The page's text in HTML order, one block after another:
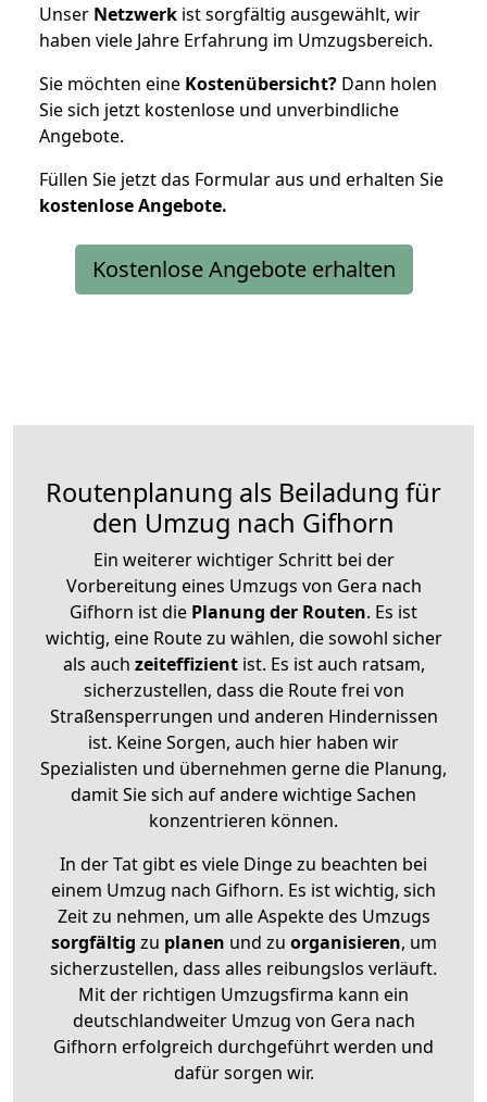
Unser Netzwerk ist sorgfältig ausgewählt, wir
haben viele Jahre Erfahrung im Umzugsbereich.
Sie möchten eine Kostenübersicht? Dann holen
Sie sich jetzt kostenlose und unverbindliche
Angebote.
Füllen Sie jetzt das Formular aus und erhalten Sie
kostenloseAngebote.
Kostenlose Angebote erhalten
Routenplanung als Beiladung für
den Umzug nach Gifhorn
Ein weiterer wichtiger Schritt bei der
Vorbereitung eines Umzugs von Gera nach
Gifhorn ist die Planung der Routen. Es ist
wichtig, eine Route zu wählen, die sowohl sicher
als auch zeiteffizientist. Es ist auch ratsam,
sicherzustellen, dass die Route frei von
Straßensperrungen und anderen Hindernissen
ist. Keine Sorgen, auch hier haben wir
Spezialisten und übernehmen gerne die Planung,
damit Sie sich auf andere wichtige Sachen
konzentrieren können.
In der Tat gibt es viele Dinge zu beachten bei
einem Umzug nach Gifhorn. Es ist wichtig, sich
Zeit zu nehmen, um alle Aspekte des Umzugs
sorgfältig zu planen und zu organisieren, um
sicherzustellen, dass alles reibungslos verläuft.
Mit der richtigen Umzugsfirma kann ein
deutschlandweiter Umzug von Gera nach
Gifhorn erfolgreich durchgeführt werden und
dafür sorgen wir.